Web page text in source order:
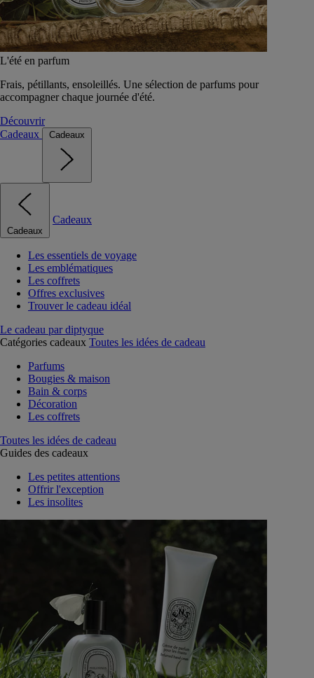
L'été en parfum
Frais, pétillants, ensoleillés. Une sélection de parfums pour
accompagner chaque journée d'été.
Découvrir
Cadeaux
Cadeaux
Cadeaux
Cadeaux
Les essentiels de voyage
Les emblématiques
Les coffrets
Offres exclusives
Trouver le cadeau idéal
Le cadeau par diptyque
Catégories cadeaux Toutes les idées de cadeau
Parfums
Bougies & maison
Bain & corps
Décoration
Les coffrets
Toutes les idées de cadeau
Guides des cadeaux
Les petites attentions
Offrir l'exception
Les insolites